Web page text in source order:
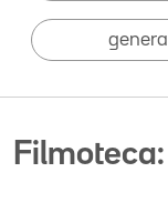
general